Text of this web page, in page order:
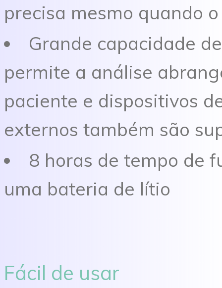
precisa mesmo quando
Grande capacidade
permite a análise
paciente e dispositivos
externos também são
8 horas de tempo de
uma bateria de lítio
Fácil de usar